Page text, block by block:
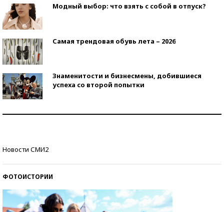
Модный выбор: что взять с собой в отпуск?
Самая трендовая обувь лета – 2026
Знаменитости и бизнесмены, добившиеся
успеха со второй попытки
Новости СМИ2
ФОТОИСТОРИИ